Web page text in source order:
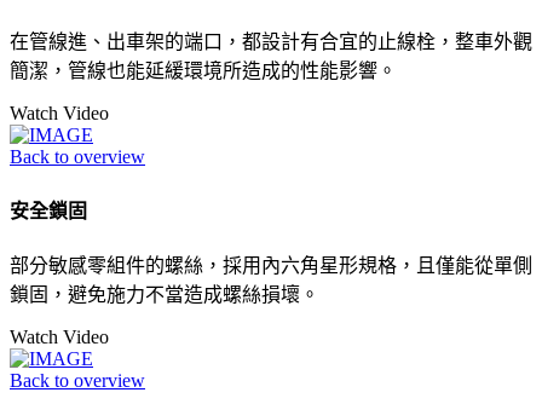
在管線進、出車架的端口，都設計有合宜的止線栓，整車外觀
簡潔，管線也能延緩環境所造成的性能影響。
Watch Video
Back to overview
安全鎖固
部分敏感零組件的螺絲，採用內六角星形規格，且僅能從單側
鎖固，避免施力不當造成螺絲損壞。
Watch Video
Back to overview